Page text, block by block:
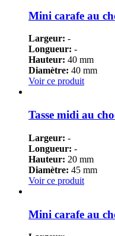
Mini carafe au
Largeur: -
Longueur: -
Hauteur: 40 mm
Diamètre: 40 mm
Voir ce produit
Tasse midi au
Largeur: -
Longueur: -
Hauteur: 20 mm
Diamètre: 45 mm
Voir ce produit
Mini carafe au